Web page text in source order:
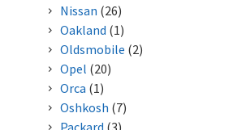
Nissan (26)
Oakland (1)
Oldsmobile (2)
Opel (20)
Orca (1)
Oshkosh (7)
Packard (3)